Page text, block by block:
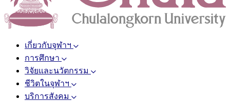
เกี่ยวกับจุฬาฯ
การศึกษา
วิจัยและนวัตกรรม
ชีวิตในจุฬาฯ
บริการสังคม